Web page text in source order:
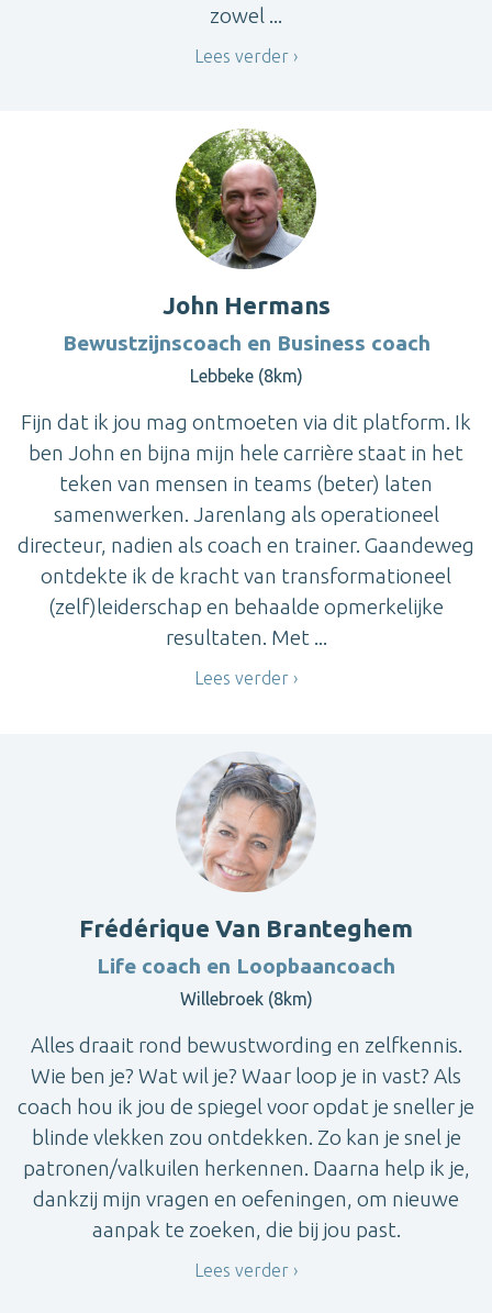
zowel ...
Lees verder
John Hermans
Bewustzijnscoach en Business coach
Lebbeke (8km)
Fijn dat ik jou mag ontmoeten via dit platform. Ik
ben John en bijna mijn hele carrière staat in het
teken van mensen in teams (beter) laten
samenwerken. Jarenlang als operationeel
directeur, nadien als coach en trainer. Gaandeweg
ontdekte ik de kracht van transformationeel
(zelf)leiderschap en behaalde opmerkelijke
resultaten. Met ...
Lees verder
Frédérique Van Branteghem
Life coach en Loopbaancoach
Willebroek (8km)
Alles draait rond bewustwording en zelfkennis.
Wie ben je? Wat wil je? Waar loop je in vast? Als
coach hou ik jou de spiegel voor opdat je sneller je
blinde vlekken zou ontdekken. Zo kan je snel je
patronen/valkuilen herkennen. Daarna help ik je,
dankzij mijn vragen en oefeningen, om nieuwe
aanpak te zoeken, die bij jou past.
Lees verder